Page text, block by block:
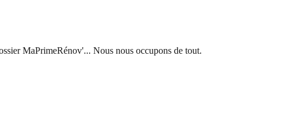
MaPrimeRénov'... Nous nous occupons de tout.